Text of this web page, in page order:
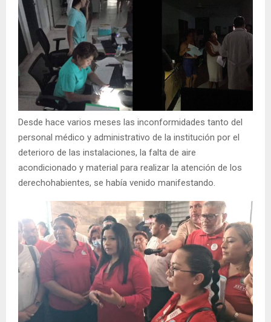
Desde hace varios meses las inconformidades tanto del
personal médico y administrativo de la institución por el
deterioro de las instalaciones, la falta de aire
acondicionado y material para realizar la atención de los
derechohabientes, se había venido manifestando.